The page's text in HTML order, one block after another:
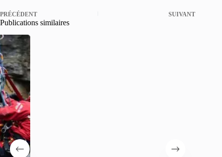
PRÉCÉDENT SUIVANT
Publications similaires